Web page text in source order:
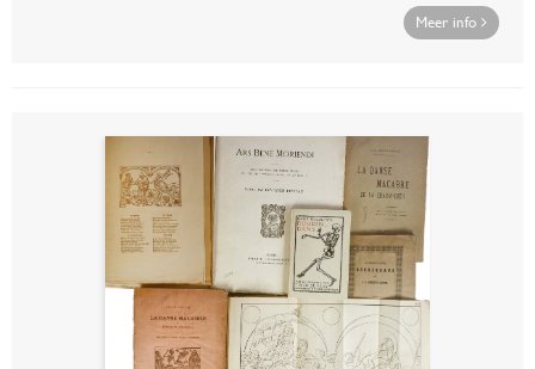
Meer info